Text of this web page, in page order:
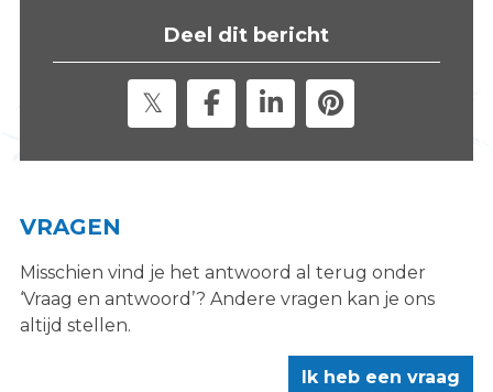
Deel dit bericht
VRAGEN
Misschien vind je het antwoord al terug onder
‘Vraag en antwoord’? Andere vragen kan je ons
altijd stellen.
Ik heb een vraag